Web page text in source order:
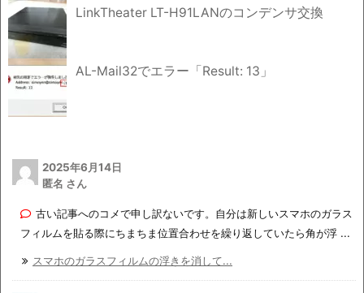
LinkTheater LT-H91LANのコンデンサ交換
AL-Mail32でエラー「Result: 13」
2025年6月14日
匿名 さん
古い記事へのコメで申し訳ないです。自分は新しいスマホのガラス
フィルムを貼る際にちまちま位置合わせを繰り返していたら角が浮 ...
スマホのガラスフィルムの浮きを消して...